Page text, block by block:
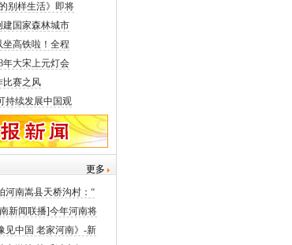
别样生活》即将
建国家森林城市
高铁啦！全程
年大宋上元灯会
比赛之风
持续发展中国观
更多
河南嵩县天桥沟村：“
新闻联播]今年河南将
见中国 老家河南》-新